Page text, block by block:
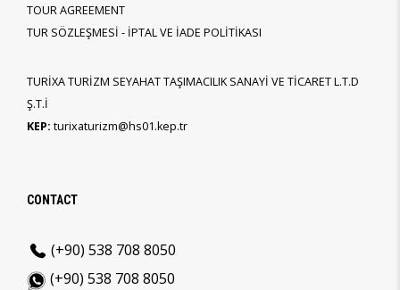
TOUR AGREEMENT
TUR SÖZLEŞMESİ - İPTAL VE İADE POLİTİKASI
TURİXA TURİZM SEYAHAT TAŞIMACILIK SANAYİ VE TİCARET L.T.D
Ş.T.İ
KEP: turixaturizm@hs01.kep.tr
CONTACT
(+90) 538 708 8050
(+90) 538 708 8050